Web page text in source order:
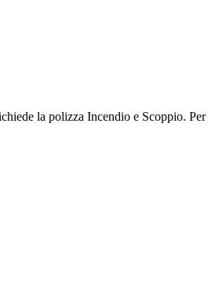
la polizza Incendio e Scoppio.